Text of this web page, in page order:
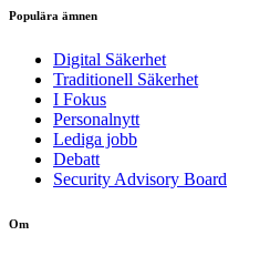
Populära ämnen
Digital Säkerhet
Traditionell Säkerhet
I Fokus
Personalnytt
Lediga jobb
Debatt
Security Advisory Board
Om